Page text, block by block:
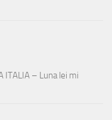
ITALIA – Luna lei mi